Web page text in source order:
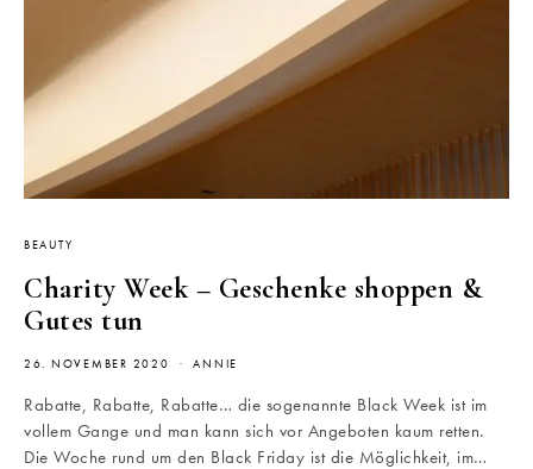
BEAUTY
Charity Week – Geschenke shoppen &
Gutes tun
26. NOVEMBER 2020 ANNIE
Rabatte, Rabatte, Rabatte… die sogenannte Black Week ist im
vollem Gange und man kann sich vor Angeboten kaum retten.
Die Woche rund um den Black Friday ist die Möglichkeit, im…